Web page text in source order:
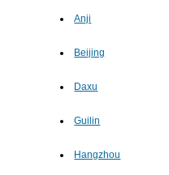
Anji
Beijing
Daxu
Guilin
Hangzhou